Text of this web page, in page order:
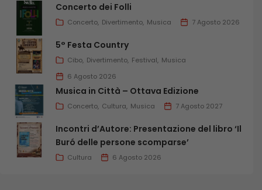
Concerto dei Folli
Concerto Divertimento Musica 7 Agosto 2026
5° Festa Country
Cibo Divertimento Festival Musica
6 Agosto 2026
Musica in Città – Ottava Edizione
Concerto Cultura Musica 7 Agosto 2027
Incontri d’Autore: Presentazione del libro ‘Il
Buró delle persone scomparse’
Cultura 6 Agosto 2026